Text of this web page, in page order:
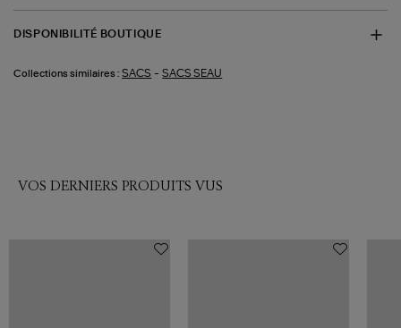
DISPONIBILITÉ BOUTIQUE
Collections similaires : SACS -SACS SEAU
VOS DERNIERS PRODUITS VUS